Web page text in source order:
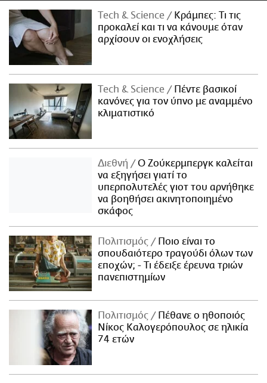
Τech & Science
Κράμπες: Τι τις
προκαλεί και τι να κάνουμε όταν
αρχίσουν οι ενοχλήσεις
Τech & Science
Πέντε βασικοί
κανόνες για τον ύπνο με αναμμένο
κλιματιστικό
Διεθνή
Ο Ζούκερμπεργκ καλείται
να εξηγήσει γιατί το
υπερπολυτελές γιοτ του αρνήθηκε
να βοηθήσει ακινητοποιημένο
σκάφος
Πολιτισμός
Ποιο είναι το
σπουδαιότερο τραγούδι όλων των
εποχών; - Τι έδειξε έρευνα τριών
πανεπιστημίων
Πολιτισμός
Πέθανε ο ηθοποιός
Νίκος Καλογερόπουλος σε ηλικία
74 ετών